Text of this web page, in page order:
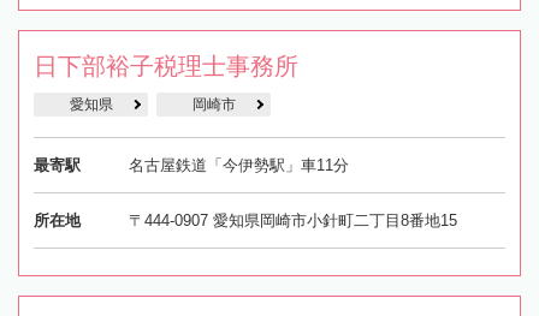
日下部裕子税理士事務所
愛知県 岡崎市
最寄駅 名古屋鉄道「今伊勢駅」車11分
所在地 〒444-0907 愛知県岡崎市小針町二丁目8番地15